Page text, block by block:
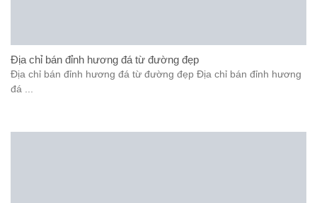
Địa chỉ bán đỉnh hương đá từ đường đẹp
Địa chỉ bán đỉnh hương đá từ đường đẹp Địa chỉ bán đỉnh hương
đá ...